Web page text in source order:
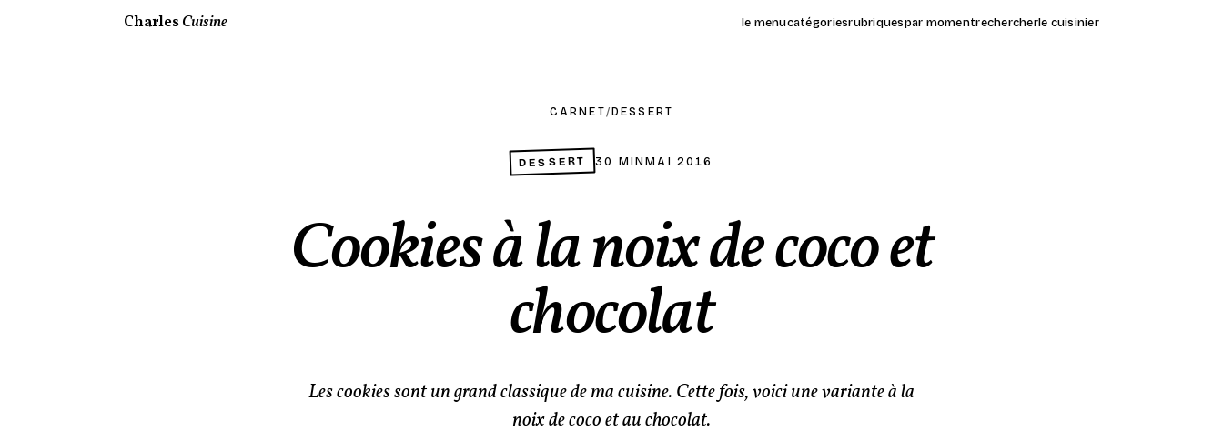
CharlesCuisine le menucatégoriesrubriquespar momentrechercherle cuisinier
CARNET/ DESSERT
DESSERT 30 MINMAI 2016
Cookies à la noix de coco et
chocolat
Les cookies sont un grand classique de ma cuisine. Cette fois, voici une variante à la
noix de coco et au chocolat.